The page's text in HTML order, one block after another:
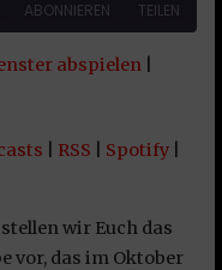
ABONNIEREN TEILEN
abspielen|
RSS Spotify|
wir Euch das
vor, das im Oktober